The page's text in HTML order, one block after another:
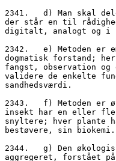
2341.   d) Man skal
der står en til
digitalt, analogt og i
2342.   e) Metoden er
dogmatisk forstand;
fangst, observation og
validere de enkelte
sandhedsværdi.
2343.   f) Metoden er
insekt har en eller
snyltere; hver plante
bestøvere, sin biokemi.
2344.   g) Den
aggregeret, forstået på